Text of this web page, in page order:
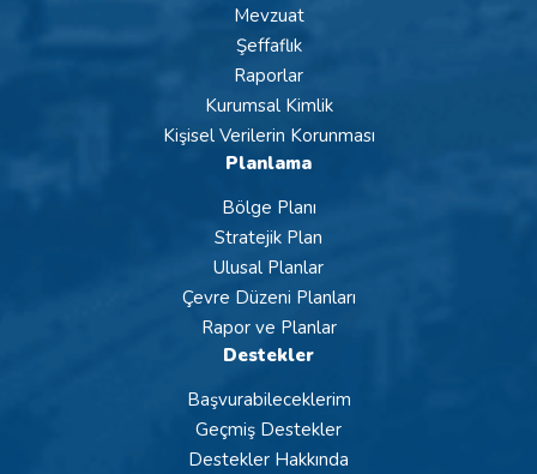
Mevzuat
Şeffaflık
Raporlar
Kurumsal Kimlik
Kişisel Verilerin Korunması
Planlama
Bölge Planı
Stratejik Plan
Ulusal Planlar
Çevre Düzeni Planları
Rapor ve Planlar
Destekler
Başvurabileceklerim
Geçmiş Destekler
Destekler Hakkında